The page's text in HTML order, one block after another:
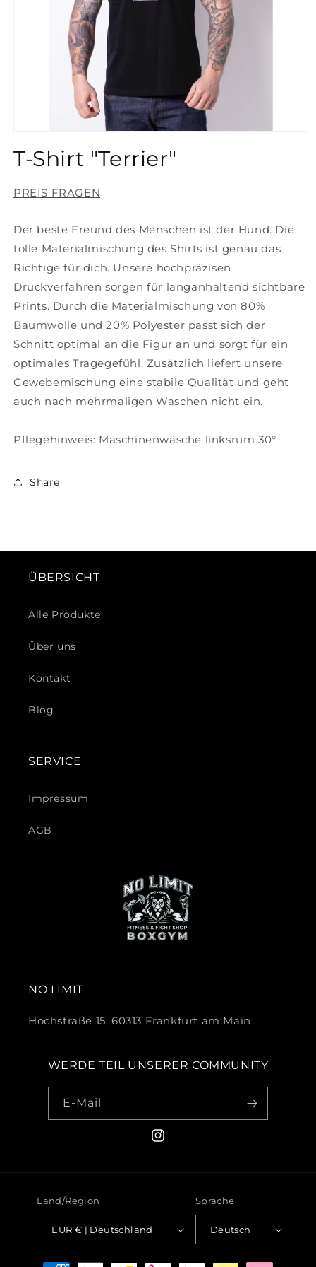
Modal
T-Shirt "Terrier"
PREIS FRAGEN
Der beste Freund des Menschen ist der Hund. Die
tolle Materialmischung des Shirts ist genau das
Richtige für dich. Unsere hochpräzisen
Druckverfahren sorgen für langanhaltend sichtbare
Prints. Durch die Materialmischung von 80%
Baumwolle und 20% Polyester passt sich der
Schnitt optimal an die Figur an und sorgt für ein
optimales Tragegefühl. Zusätzlich liefert unsere
Gewebemischung eine stabile Qualität und geht
auch nach mehrmaligen Waschen nicht ein.
Pflegehinweis: Maschinenwäsche linksrum 30°
Share
ÜBERSICHT
Alle Produkte
Über uns
Kontakt
Blog
SERVICE
Impressum
AGB
NO LIMIT
Hochstraße 15, 60313 Frankfurt am Main
WERDE TEIL UNSERER COMMUNITY
E-Mail
Instagram
Land/Region
EUR € | Deutschland
Sprache
Deutsch
Zahlungsmethoden